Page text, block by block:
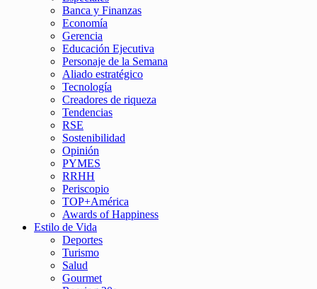
Banca y Finanzas
Economía
Gerencia
Educación Ejecutiva
Personaje de la Semana
Aliado estratégico
Tecnología
Creadores de riqueza
Tendencias
RSE
Sostenibilidad
Opinión
PYMES
RRHH
Periscopio
TOP+América
Awards of Happiness
Estilo de Vida
Deportes
Turismo
Salud
Gourmet